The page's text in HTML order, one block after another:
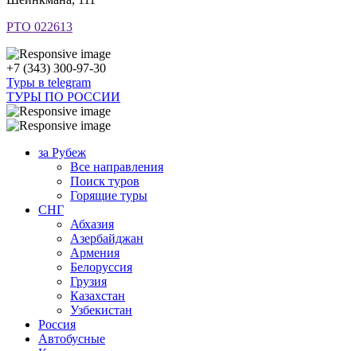
РТО 022613
+7 (343) 300-97-30
Туры в telegram
ТУРЫ ПО РОССИИ
за Рубеж
Все направления
Поиск туров
Горящие туры
СНГ
Абхазия
Азербайджан
Армения
Белоруссия
Грузия
Казахстан
Узбекистан
Россия
Автобусные